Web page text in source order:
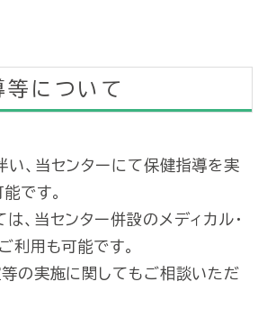
について
い、当センターにて保健指導を実
です。
、当センター併設のメディカル・
利用も可能です。
等の実施に関してもご相談いただ